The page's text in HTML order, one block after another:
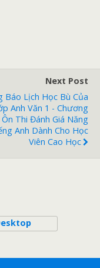
Next Post
Báo Lịch Học Bù Của
Anh Văn 1 - Chương
Thi Đánh Giá Năng
Anh Dành Cho Học
Viên Cao Học